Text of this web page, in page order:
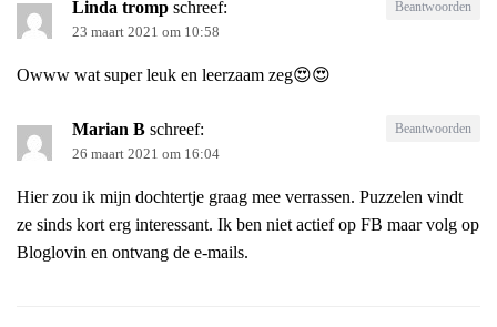
Linda tromp schreef:
23 maart 2021 om 10:58
Owww wat super leuk en leerzaam zeg😍😍
Beantwoorden
Marian B schreef:
26 maart 2021 om 16:04
Hier zou ik mijn dochtertje graag mee verrassen. Puzzelen vindt
ze sinds kort erg interessant. Ik ben niet actief op FB maar volg op
Bloglovin en ontvang de e-mails.
Beantwoorden